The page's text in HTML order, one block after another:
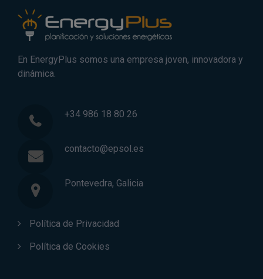
En EnergyPlus somos una empresa joven, innovadora y
dinámica.
+34 986 18 80 26
contacto@epsol.es
Pontevedra, Galicia
Política de Privacidad
Política de Cookies